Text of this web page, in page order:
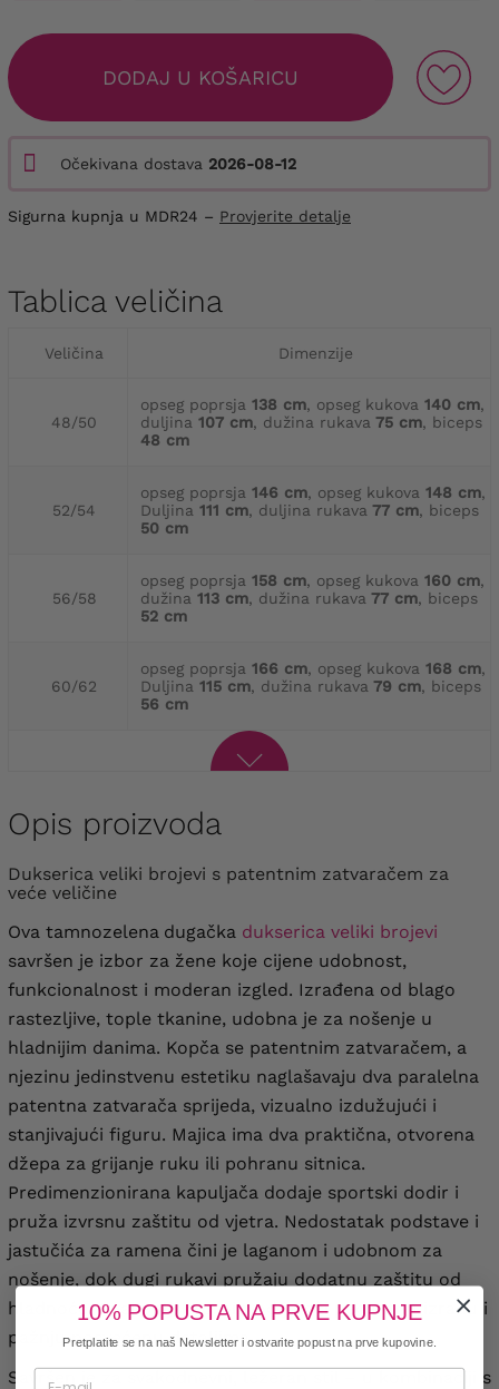
DODAJ U KOŠARICU
Očekivana dostava 2026-08-12
Sigurna kupnja u MDR24 – Provjerite detalje
Tablica veličina
Veličina Dimenzije
48/50
opseg poprsja 138 cm, opseg kukova 140 cm,
duljina 107 cm, dužina rukava 75 cm, biceps
48 cm
52/54
opseg poprsja 146 cm, opseg kukova 148 cm,
Duljina 111 cm, duljina rukava 77 cm, biceps
50 cm
56/58
opseg poprsja 158 cm, opseg kukova 160 cm,
dužina 113 cm, dužina rukava 77 cm, biceps
52 cm
60/62
opseg poprsja 166 cm, opseg kukova 168 cm,
Duljina 115 cm, dužina rukava 79 cm, biceps
56 cm
Opis proizvoda
dukserica veliki brojevi s patentnim zatvaračem za
veće veličine
Ova tamnozelena dugačka dukserica veliki brojevi
savršen je izbor za žene koje cijene udobnost,
funkcionalnost i moderan izgled. Izrađena od blago
rastezljive, tople tkanine, udobna je za nošenje u
hladnijim danima. Kopča se patentnim zatvaračem, a
njezinu jedinstvenu estetiku naglašavaju dva paralelna
patentna zatvarača sprijeda, vizualno izdužujući i
stanjivajući figuru. Majica ima dva praktična, otvorena
džepa za grijanje ruku ili pohranu sitnica.
Predimenzionirana kapuljača dodaje sportski dodir i
pruža izvrsnu zaštitu od vjetra. Nedostatak podstave i
jastučića za ramena čini je laganom i udobnom za
nošenje, dok dugi rukavi pružaju dodatnu zaštitu od
hladnoće. Ovaj poljski proizvod jamči pedantnu izradu i
pažnju posvećenu detaljima.
Savršen je za svakodnevni, ležeran stil – u kombinaciji s
10% POPUSTA NA PRVE KUPNJE
Pretplatite se na naš Newsletter i ostvarite popust na prve kupovine.